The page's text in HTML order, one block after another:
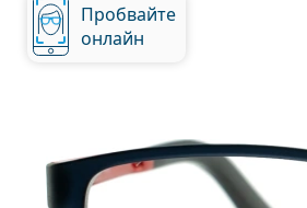
Пробвайте
онлайн